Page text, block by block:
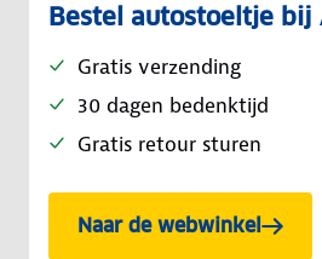
Bestel autostoeltje bij
Gratis verzending
30 dagen bedenktijd
Gratis retour sturen
Naar de webwinkel